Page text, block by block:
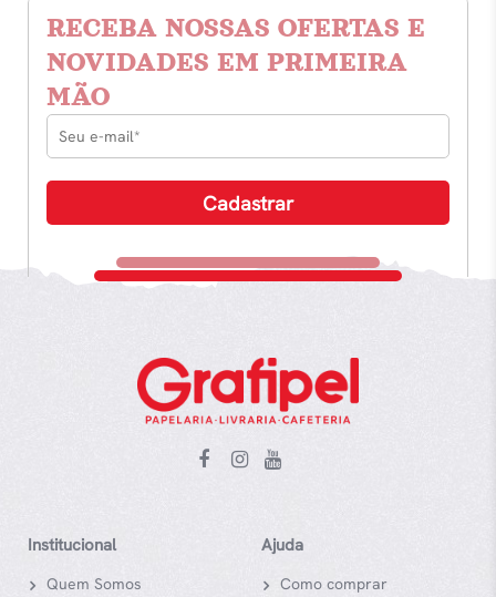
RECEBA NOSSAS OFERTAS E
NOVIDADES EM PRIMEIRA
MÃO
Institucional
Quem Somos
Ajuda
Como comprar